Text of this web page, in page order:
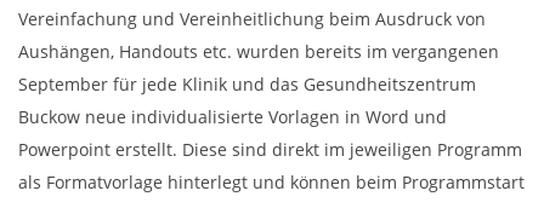
Vereinfachung und Vereinheitlichung beim Ausdruck von
Aushängen, Handouts etc. wurden bereits im vergangenen
September für jede Klinik und das Gesundheitszentrum
Buckow neue individualisierte Vorlagen in Word und
Powerpoint erstellt. Diese sind direkt im jeweiligen Programm
als Formatvorlage hinterlegt und können beim Programmstart